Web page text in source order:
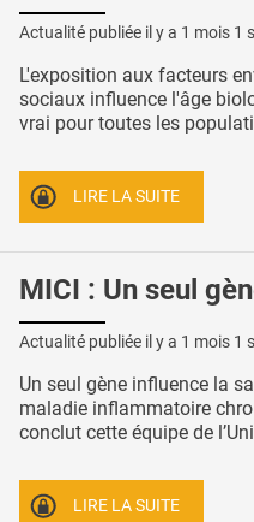
Actualité publiée il y a 1 mois 1
L'exposition aux facteurs
sociaux influence l'âge
vrai pour toutes les
LIRE LA SUITE
MICI : Un seul
Actualité publiée il y a 1 mois 1
Un seul gène influence la
maladie inflammatoire
conclut cette équipe de
LIRE LA SUITE